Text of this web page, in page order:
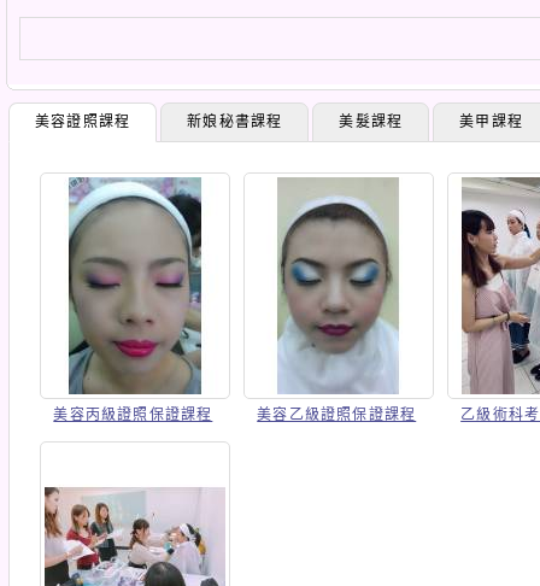
美容證照課程 新娘秘書課程 美髮課程 美甲課程
美容丙級證照保證課程 美容乙級證照保證課程 乙級術科